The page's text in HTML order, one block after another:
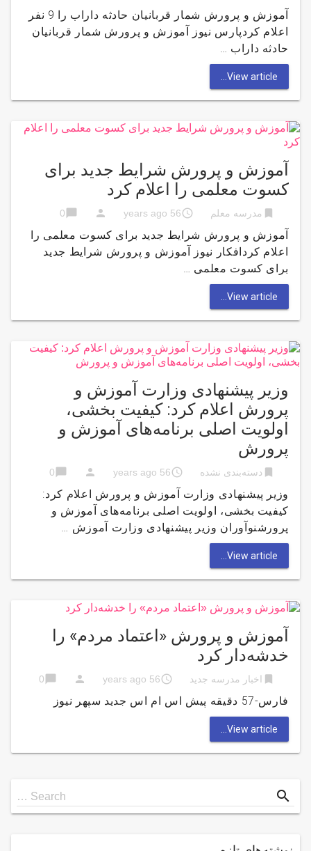
آموزش و پرورش شمار قربانیان حادثه داراب را 9 نفر
اعلام کردپارس نیوز آموزش و پرورش شمار قربانیان
حادثه داراب …
View article...
آموزش و پرورش شرایط جدید برای
کسوت معلمی را اعلام کرد
bookmark مدرسه معلم access_time
56 years ago
person
chat_bubble
0
آموزش و پرورش شرایط جدید برای کسوت معلمی را
اعلام کردافکار نیوز آموزش و پرورش شرایط جدید
برای کسوت معلمی …
View article...
وزیر پیشنهادی وزارت آموزش و
پرورش اعلام کرد: کیفیت بخشی،
اولویت اصلی برنامه‌های آموزش و
پرورش
bookmark دسته‌بندی نشده access_time
56 years ago
person
chat_bubble
0
وزیر پیشنهادی وزارت آموزش و پرورش اعلام کرد:
کیفیت بخشی، اولویت اصلی برنامه‌های آموزش و
پرورشنوآوران وزیر پیشنهادی وزارت آموزش …
View article...
آموزش و پرورش «اعتماد مردم» را
خدشه‌دار کرد
bookmark اخبار مدرسه جدید access_time
56 years ago
person
0
فارس-57 دقیقه پیش اس ام اس جدید سپهر نیوز
View article...
Search
for
Search … search